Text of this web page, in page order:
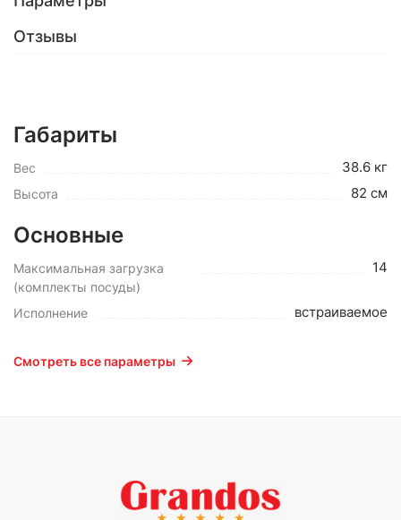
Отзывы
Габариты
Вес 38.6 кг
Высота 82 см
Основные
Максимальная загрузка
(комплекты посуды)
14
Исполнение встраиваемое
Смотреть все параметры